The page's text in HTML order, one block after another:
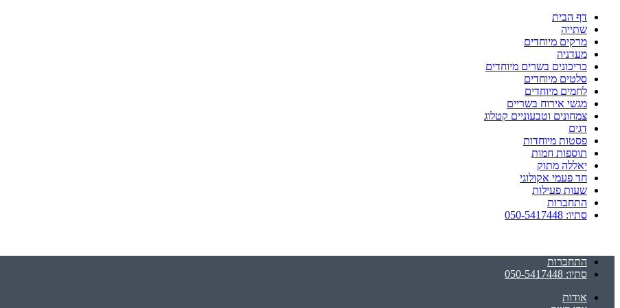
דף הבית
שתייה
מרקים מיוחדים
מעדניה
כריכונים בשרים מיוחדים
סלטים מיוחדים
לחמים מיוחדים
מגשי אירוח בשריים
צמחונים וטבעוניים קטלוג
דגים
פסטות מיוחדות
תוספות חמות
יאללה מתוק
חד פעמי אקולוגי
שעות פעילות
התחברות
סתיו: 050-5417448
התחברות
סתיו: 050-5417448
אודות